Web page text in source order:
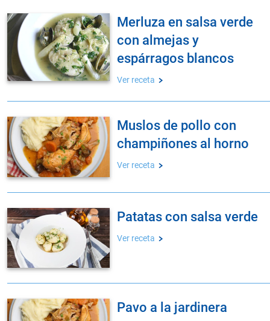
merluza en salsa verde
con almejas y
espárragos blancos
Ver receta
muslos de pollo con
champiñones al horno
Ver receta
patatas con salsa verde
Ver receta
pavo a la jardinera